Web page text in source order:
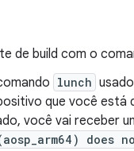
de build com o
lunch
que você está
você vai receber
(aosp_arm64)